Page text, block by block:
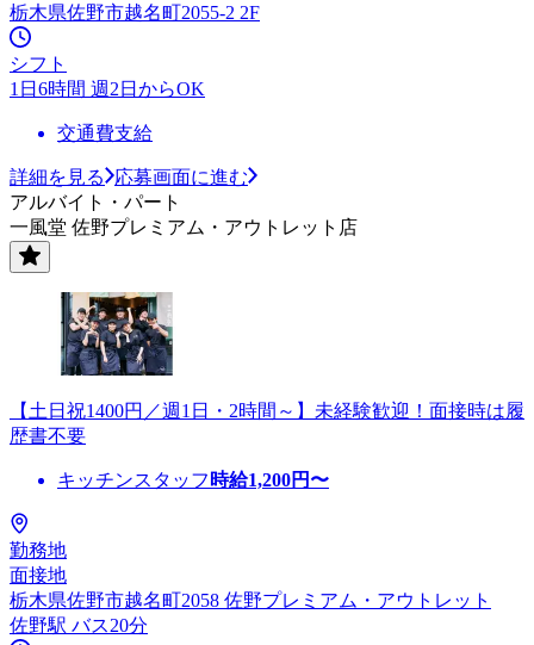
栃木県佐野市越名町2055-2 2F
シフト
1日6時間 週2日からOK
交通費支給
詳細を見る
応募画面に進む
アルバイト・パート
一風堂 佐野プレミアム・アウトレット店
【土日祝1400円／週1日・2時間～】未経験歓迎！面接時は履
歴書不要
キッチンスタッフ 時給1,200円〜
勤務地
面接地
栃木県佐野市越名町2058 佐野プレミアム・アウトレット
佐野駅 バス20分